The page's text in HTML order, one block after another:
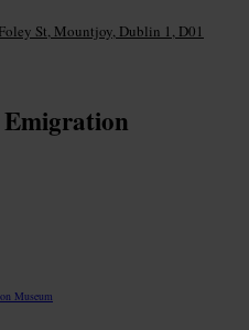
St, Mountjoy, Dublin 1, D01
Museum